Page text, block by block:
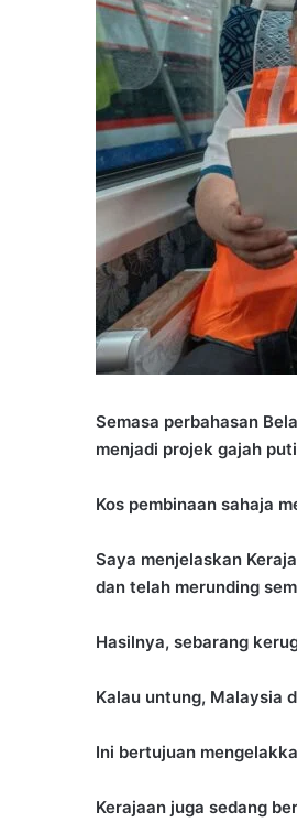
l
Semasa perbahasan
menjadi projek gajah
Kos pembinaan sahaja
Saya menjelaskan
dan telah merunding
Hasilnya, sebarang
Kalau untung, Malaysia
Ini bertujuan
Kerajaan juga sedang